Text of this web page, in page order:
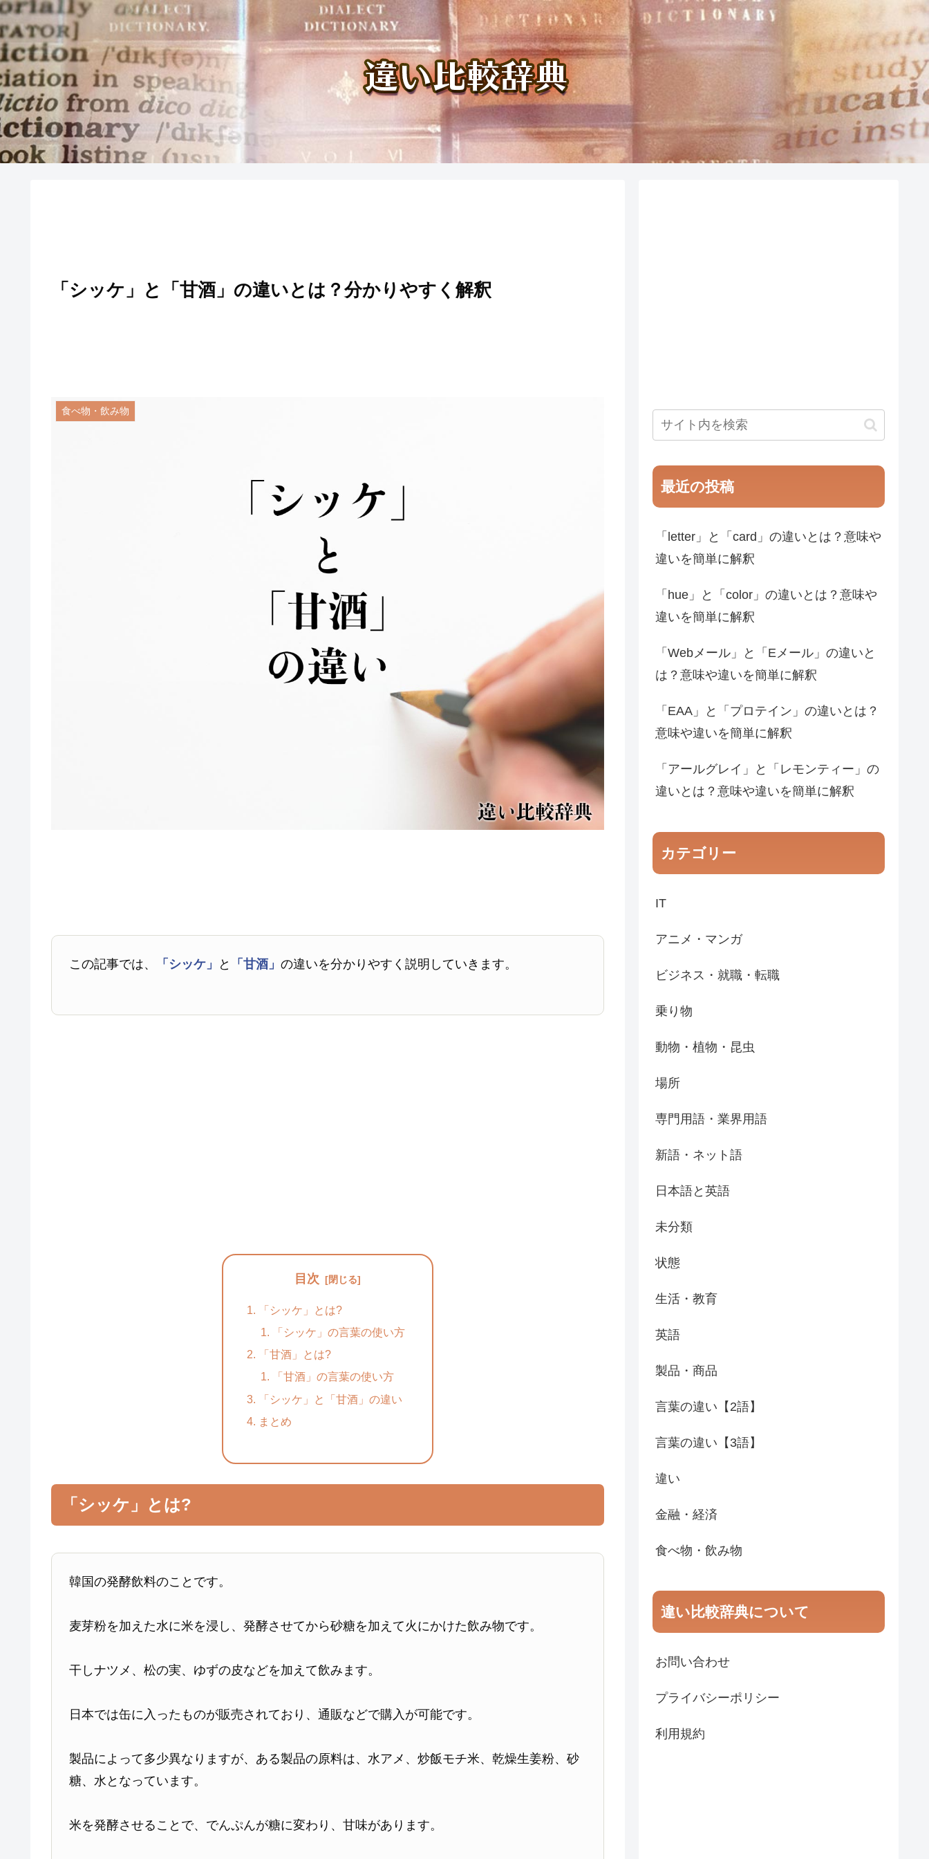
「シッケ」と「甘酒」の違いとは？分かりやすく解釈
食べ物・飲み物
この記事では、 「シッケ」 と 「甘酒」の違いを分かりやすく説明していきます。
目次
「シッケ」とは?
「シッケ」の言葉の使い方
「甘酒」とは?
「甘酒」の言葉の使い方
「シッケ」と「甘酒」の違い
まとめ
「シッケ」とは?
韓国の発酵飲料のことです。
麦芽粉を加えた水に米を浸し、発酵させてから砂糖を加えて火にかけた飲み物です。
干しナツメ、松の実、ゆずの皮などを加えて飲みます。
日本では缶に入ったものが販売されており、通販などで購入が可能です。
製品によって多少異なりますが、ある製品の原料は、水アメ、炒飯モチ米、乾燥生姜粉、砂
糖、水となっています。
米を発酵させることで、でんぷんが糖に変わり、甘味があります。
最近の投稿
「letter」と「card」の違いとは？意味や
違いを簡単に解釈
「hue」と「color」の違いとは？意味や
違いを簡単に解釈
「Webメール」と「Eメール」の違いと
は？意味や違いを簡単に解釈
「EAA」と「プロテイン」の違いとは？
意味や違いを簡単に解釈
「アールグレイ」と「レモンティー」の
違いとは？意味や違いを簡単に解釈
カテゴリー
IT
アニメ・マンガ
ビジネス・就職・転職
乗り物
動物・植物・昆虫
場所
専門用語・業界用語
新語・ネット語
日本語と英語
未分類
状態
生活・教育
英語
製品・商品
言葉の違い【2語】
言葉の違い【3語】
違い
金融・経済
食べ物・飲み物
違い比較辞典について
お問い合わせ
プライバシーポリシー
利用規約